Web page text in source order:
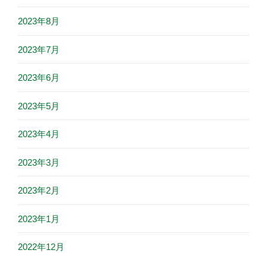
2023年8月
2023年7月
2023年6月
2023年5月
2023年4月
2023年3月
2023年2月
2023年1月
2022年12月